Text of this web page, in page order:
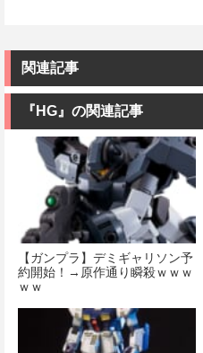
関連記事
『HG』の関連記事
【ガンプラ】デミギャリソン予
約開始！→原作通り瞬殺ｗｗｗ
ｗｗ